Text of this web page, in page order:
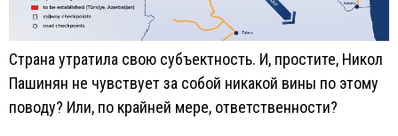
Страна утратила свою субъектность. И, простите, Никол
Пашинян не чувствует за собой никакой вины по этому
поводу? Или, по крайней мере, ответственности?